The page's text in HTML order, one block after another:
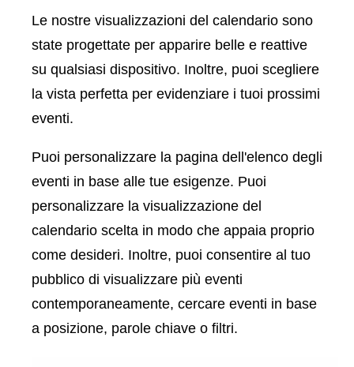
Le nostre visualizzazioni del calendario sono
state progettate per apparire belle e reattive
su qualsiasi dispositivo. Inoltre, puoi scegliere
la vista perfetta per evidenziare i tuoi prossimi
eventi.
Puoi personalizzare la pagina dell'elenco degli
eventi in base alle tue esigenze. Puoi
personalizzare la visualizzazione del
calendario scelta in modo che appaia proprio
come desideri. Inoltre, puoi consentire al tuo
pubblico di visualizzare più eventi
contemporaneamente, cercare eventi in base
a posizione, parole chiave o filtri.